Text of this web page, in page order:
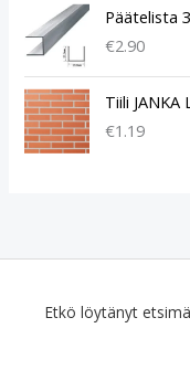
Päätelista
€2.90
Tiili JANKA
€1.19
Etkö löytänyt